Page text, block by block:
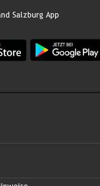
Salzburg App
im Apple App
App Land
abonnieren